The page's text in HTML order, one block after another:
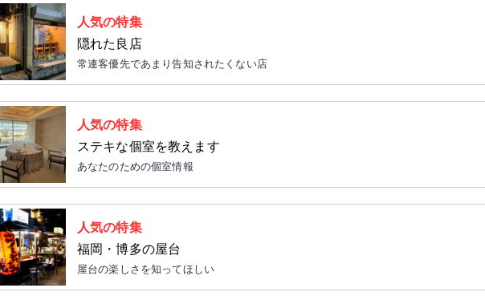
人気の特集
隠れた良店
常連客優先であまり告知されたくない店
人気の特集
ステキな個室を教えます
あなたのための個室情報
人気の特集
福岡・博多の屋台
屋台の楽しさを知ってほしい